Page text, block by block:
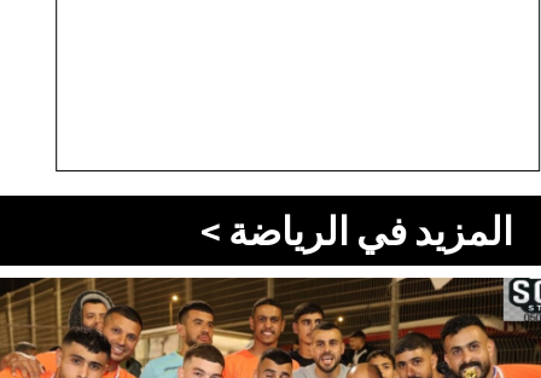
المزيد في الرياضة >